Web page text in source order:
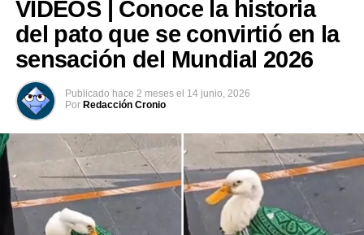
(@UnitreeRobotics)
July 24, 2026
Comparte esto:
Facebook
Me gusta esto:
VIDEOS | Conoce la historia
del pato que se convirtió en la
sensación del Mundial 2026
Publicado hace 2 meses el 14 junio, 2026
Por Redacción Cronio